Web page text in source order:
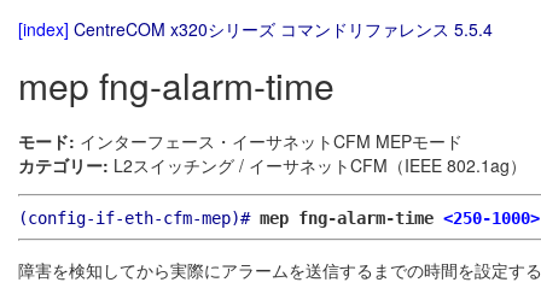
[index] CentreCOM x320シリーズ コマンドリファレンス 5.5.4
mep fng-alarm-time
モード: インターフェース・イーサネットCFM MEPモード
カテゴリー: L2スイッチング / イーサネットCFM（IEEE 802.1ag）
(config-if-eth-cfm-mep)# mep fng-alarm-time <250-1000>
障害を検知してから実際にアラームを送信するまでの時間を設定す